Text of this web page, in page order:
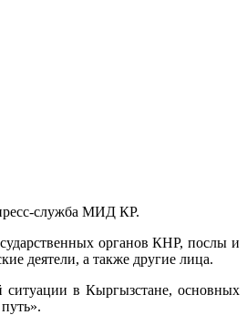
служба МИД КР.
органов КНР, послы и
деятели, а также другие лица.
в Кыргызстане, основных